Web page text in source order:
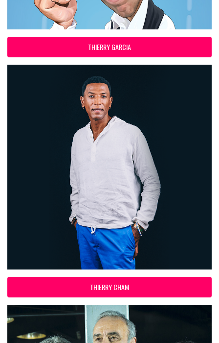
THIERRY GARCIA
THIERRY CHAM